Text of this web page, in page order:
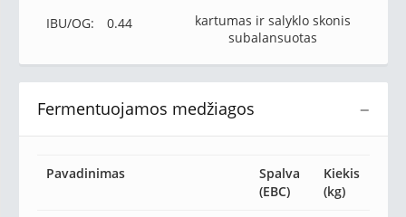
IBU/OG:
0.44
kartumas ir salyklo skonis
subalansuotas
−
Fermentuojamos medžiagos
Pavadinimas
Spalva
(EBC)
Kiekis
(kg)